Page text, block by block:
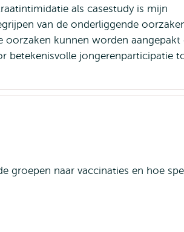
als casestudy is mijn
van de onderliggende
oorzaken kunnen worden
betekenisvolle jongerenparticipatie
groepen naar vaccinaties en hoe